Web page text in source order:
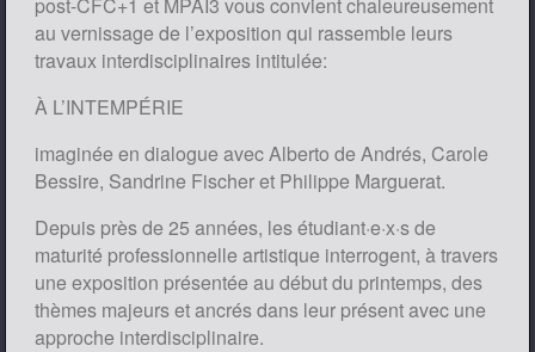
au vernissage de l’exposition qui rassemble leurs
travaux interdisciplinaires intitulée:
À L’INTEMPÉRIE
imaginée en dialogue avec Alberto de Andrés, Carole
Bessire, Sandrine Fischer et Philippe Marguerat.
Depuis près de 25 années, les étudiant·e·x·s de
maturité professionnelle artistique interrogent, à travers
une exposition présentée au début du printemps, des
thèmes majeurs et ancrés dans leur présent avec une
approche interdisciplinaire.